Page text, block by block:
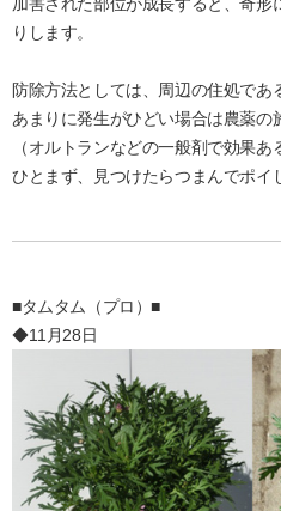
りします。
防除方法としては、周辺の住処であ
あまりに発生がひどい場合は農薬の
（オルトランなどの一般剤で効果あ
ひとまず、見つけたらつまんでポイ
■タムタム（プロ）■
◆11月28日